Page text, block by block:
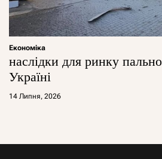
Економіка
наслідки для ринку
Україні
14 Липня, 2026